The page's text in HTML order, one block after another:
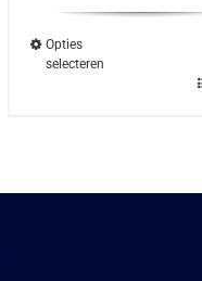
€29.95.€22.50.
Opties
selecteren